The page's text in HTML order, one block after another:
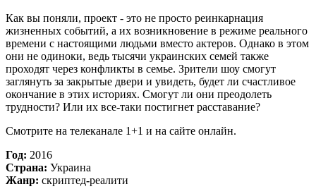
Как вы поняли, проект - это не просто реинкарнация
жизненных событий, а их возникновение в режиме реального
времени с настоящими людьми вместо актеров. Однако в этом
они не одиноки, ведь тысячи украинских семей также
проходят через конфликты в семье. Зрители шоу смогут
заглянуть за закрытые двери и увидеть, будет ли счастливое
окончание в этих историях. Смогут ли они преодолеть
трудности? Или их все-таки постигнет расставание?
Смотрите на телеканале 1+1 и на сайте онлайн.
Год: 2016
Страна: Украина
Жанр: скриптед-реалити